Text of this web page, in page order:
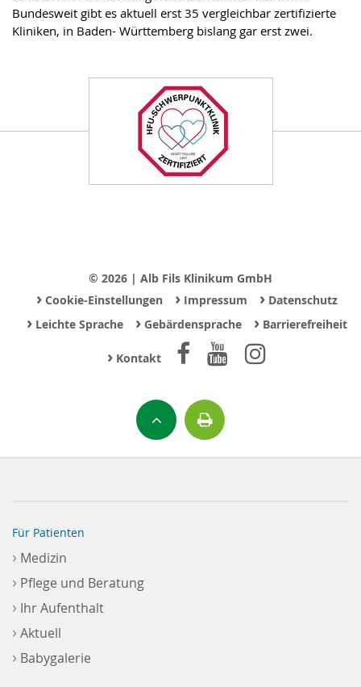
Bundesweit gibt es aktuell erst 35 vergleichbar zertifizierte
Kliniken, in Baden- Württemberg bislang gar erst zwei.
© 2026 | Alb Fils Klinikum GmbH
›Cookie-Einstellungen ›Impressum ›Datenschutz
›Leichte Sprache ›Gebärdensprache ›Barrierefreiheit
› Kontakt
Für Patienten
› Medizin
› Pflege und Beratung
› Ihr Aufenthalt
› Aktuell
› Babygalerie